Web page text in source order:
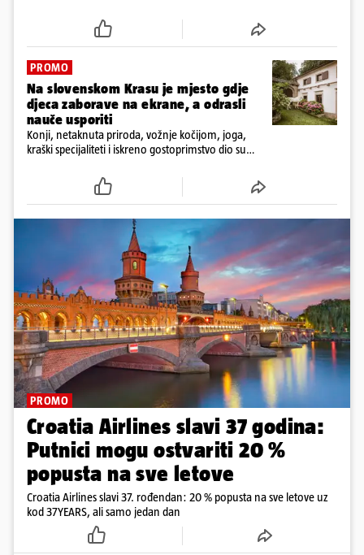
PROMO
Na slovenskom Krasu je mjesto gdje
djeca zaborave na ekrane, a odrasli
nauče usporiti
Konji, netaknuta priroda, vožnje kočijom, joga,
kraški specijaliteti i iskreno gostoprimstvo dio su
PROMO
Croatia Airlines slavi 37 godina:
Putnici mogu ostvariti 20 %
popusta na sve letove
Croatia Airlines slavi 37. rođendan: 20 % popusta na sve letove uz
kod 37YEARS, ali samo jedan dan